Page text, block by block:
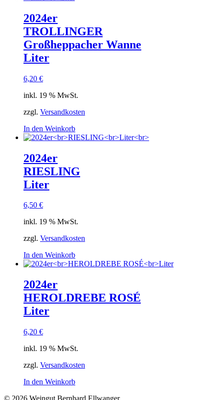
2024er
TROLLINGER
Großheppacher Wanne
Liter
6,20 €
inkl. 19 % MwSt.
zzgl. Versandkosten
In den Weinkorb
2024er
RIESLING
Liter
6,50 €
inkl. 19 % MwSt.
zzgl. Versandkosten
In den Weinkorb
2024er
HEROLDREBE ROSÉ
Liter
6,20 €
inkl. 19 % MwSt.
zzgl. Versandkosten
In den Weinkorb